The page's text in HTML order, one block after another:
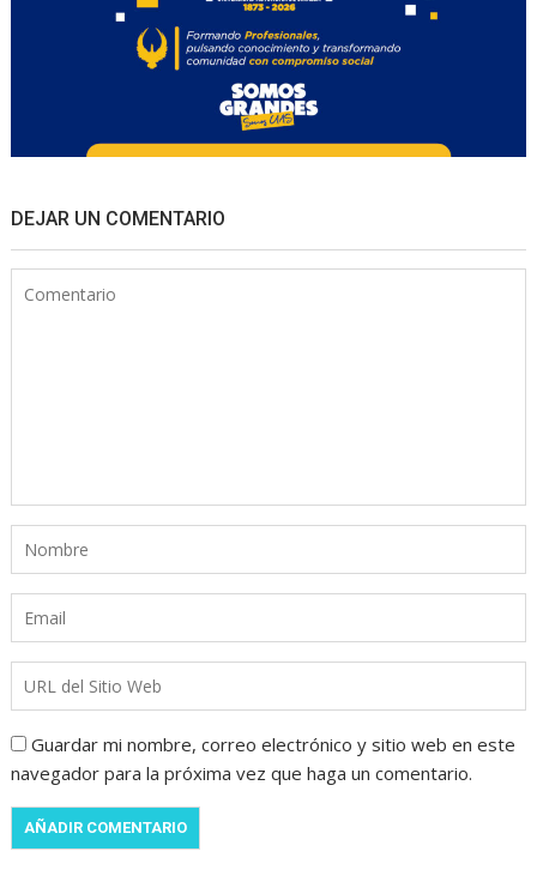
DEJAR UN COMENTARIO
Guardar mi nombre, correo electrónico y sitio web en este
navegador para la próxima vez que haga un comentario.